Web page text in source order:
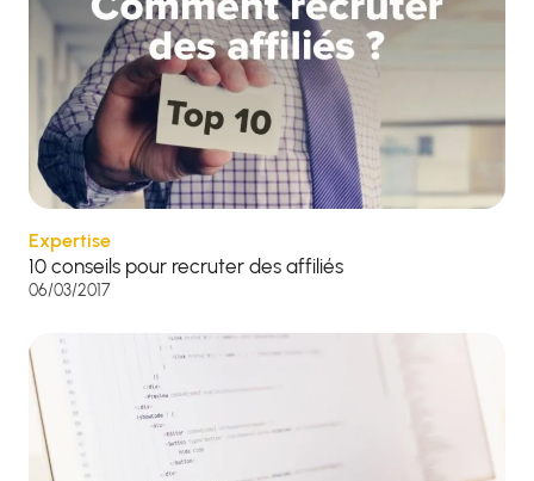
Expertise
10 conseils pour recruter des affiliés
06/03/2017